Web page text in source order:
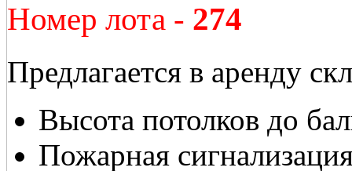
Номер лота - 274
Предлагается в аренду
Высота потолков до
Пожарная